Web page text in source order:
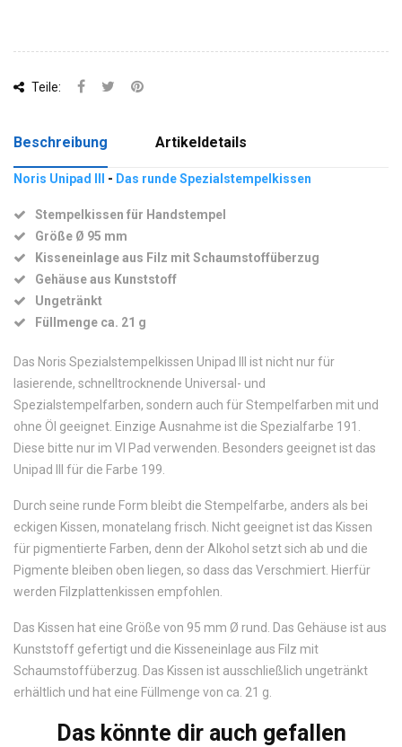
Teile:
Beschreibung Artikeldetails
Noris Unipad III - Das runde Spezialstempelkissen
Stempelkissen für Handstempel
Größe Ø 95 mm
Kisseneinlage aus Filz mit Schaumstoffüberzug
Gehäuse aus Kunststoff
Ungetränkt
Füllmenge ca. 21 g
Das Noris Spezialstempelkissen Unipad III ist nicht nur für
lasierende, schnelltrocknende Universal- und
Spezialstempelfarben, sondern auch für Stempelfarben mit und
ohne Öl geeignet. Einzige Ausnahme ist die Spezialfarbe 191.
Diese bitte nur im VI Pad verwenden. Besonders geeignet ist das
Unipad III für die Farbe 199.
Durch seine runde Form bleibt die Stempelfarbe, anders als bei
eckigen Kissen, monatelang frisch. Nicht geeignet ist das Kissen
für pigmentierte Farben, denn der Alkohol setzt sich ab und die
Pigmente bleiben oben liegen, so dass das Verschmiert. Hierfür
werden Filzplattenkissen empfohlen.
Das Kissen hat eine Größe von 95 mm Ø rund. Das Gehäuse ist aus
Kunststoff gefertigt und die Kisseneinlage aus Filz mit
Schaumstoffüberzug. Das Kissen ist ausschließlich ungetränkt
erhältlich und hat eine Füllmenge von ca. 21 g.
Das könnte dir auch gefallen